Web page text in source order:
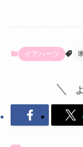
イアハーツ